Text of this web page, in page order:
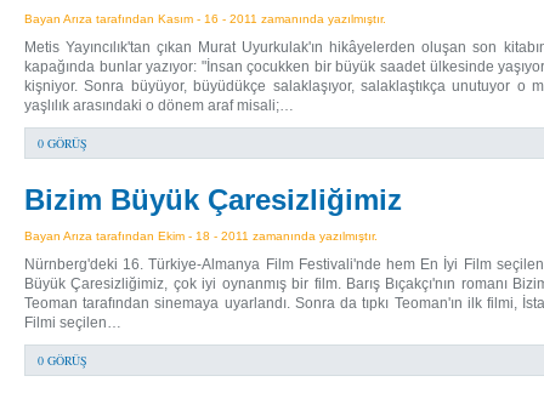
Bayan Arıza tarafından Kasım - 16 - 2011 zamanında yazılmıştır.
Metis Yayıncılık'tan çıkan Murat Uyurkulak'ın hikâyelerden oluşan son
kapağında bunlar yazıyor: "İnsan çocukken bir büyük saadet ülkesinde
kişniyor. Sonra büyüyor, büyüdükçe salaklaşıyor, salaklaştıkça unutuyor o
yaşlılık arasındaki o dönem araf misali;…
0 GÖRÜŞ
Bizim Büyük Çaresizliğimiz
Bayan Arıza tarafından Ekim - 18 - 2011 zamanında yazılmıştır.
Nürnberg'deki 16. Türkiye-Almanya Film Festivali'nde hem En İyi Film
Büyük Çaresizliğimiz, çok iyi oynanmış bir film. Barış Bıçakçı'nın romanı
Teoman tarafından sinemaya uyarlandı. Sonra da tıpkı Teoman'ın ilk filmi,
Filmi seçilen…
0 GÖRÜŞ